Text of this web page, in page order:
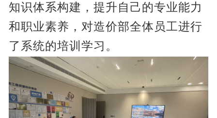
知识体系构建，提升自己的专业能力
和职业素养，对造价部全体员工进行
了系统的培训学习。